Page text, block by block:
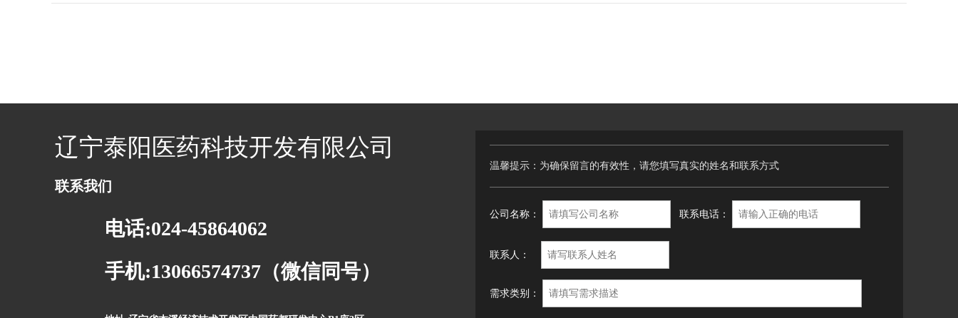
温馨提示：为确保留言的有效性，请您填写真实的姓名和联系方式
公司名称： 联系电话：
联系人：
需求类别：
辽宁泰阳医药科技开发有限公司
联系我们
电话:024-45864062
手机:13066574737（微信同号）